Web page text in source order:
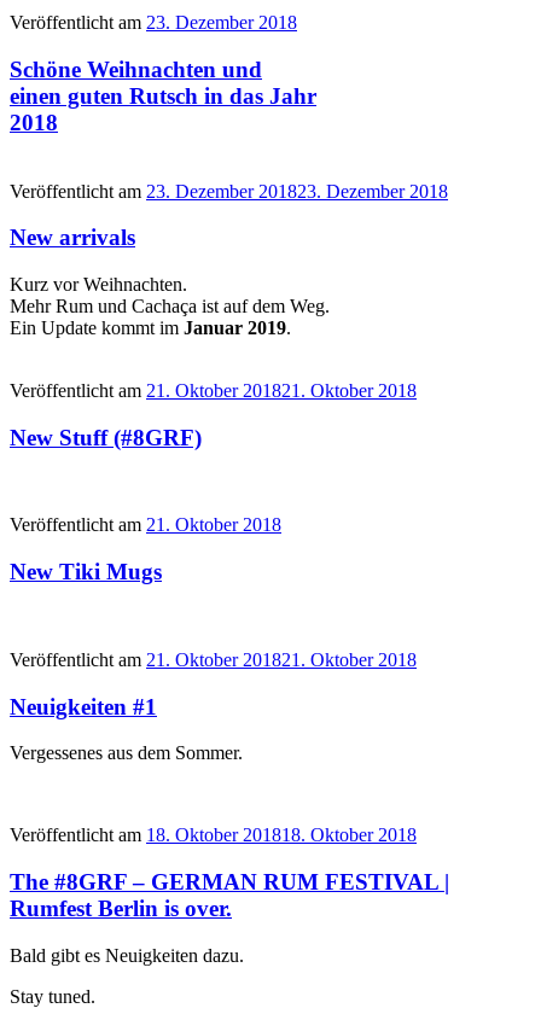
Veröffentlicht am 23. Dezember 2018
Schöne Weihnachten und
einen guten Rutsch in das Jahr
2018
Veröffentlicht am 23. Dezember 201823. Dezember 2018
New arrivals
Kurz vor Weihnachten.
Mehr Rum und Cachaça ist auf dem Weg.
Ein Update kommt im Januar 2019.
Veröffentlicht am 21. Oktober 201821. Oktober 2018
New Stuff (#8GRF)
Veröffentlicht am 21. Oktober 2018
New Tiki Mugs
Veröffentlicht am 21. Oktober 201821. Oktober 2018
Neuigkeiten #1
Vergessenes aus dem Sommer.
Veröffentlicht am 18. Oktober 201818. Oktober 2018
The #8GRF – GERMAN RUM FESTIVAL |
Rumfest Berlin is over.
Bald gibt es Neuigkeiten dazu.
Stay tuned.